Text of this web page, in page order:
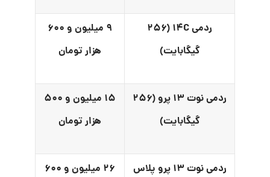
ردمی ۱۴C (۲۵۶
گیگابایت)
۹ میلیون و ۶۰۰
هزار تومان
ردمی نوت ۱۳ پرو (۲۵۶
گیگابایت)
۱۵ میلیون و ۵۰۰
هزار تومان
ردمی نوت ۱۳ پرو پلاس
۲۶ میلیون و ۶۰۰